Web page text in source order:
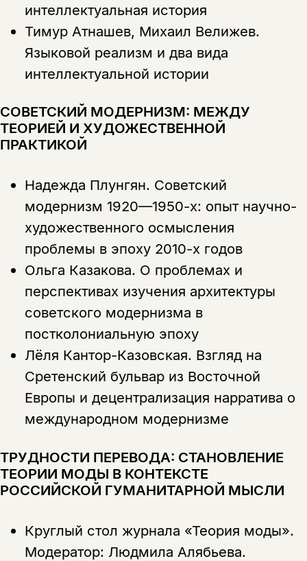
интеллектуальная история
Тимур Атнашев, Михаил Велижев.
Языковой реализм и два вида
интеллектуальной истории
СОВЕТСКИЙ МОДЕРНИЗМ: МЕЖДУ
ТЕОРИЕЙ И ХУДОЖЕСТВЕННОЙ
ПРАКТИКОЙ
Надежда Плунгян. Советский
модернизм 1920—1950-х: опыт научно-
художественного осмысления
проблемы в эпоху 2010-х годов
Ольга Казакова. О проблемах и
перспективах изучения архитектуры
советского модернизма в
постколониальную эпоху
Лёля Кантор-Казовская. Взгляд на
Сретенский бульвар из Восточной
Европы и децентрализация нарратива о
международном модернизме
ТРУДНОСТИ ПЕРЕВОДА: СТАНОВЛЕНИЕ
ТЕОРИИ МОДЫ В КОНТЕКСТЕ
РОССИЙСКОЙ ГУМАНИТАРНОЙ МЫСЛИ
Круглый стол журнала «Теория моды».
Модератор: Людмила Алябьева.